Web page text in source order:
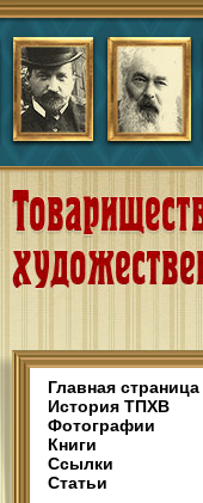
Главная страница
История ТПХВ
Фотографии
Книги
Ссылки
Статьи